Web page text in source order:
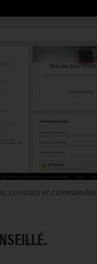
contrats et commandes.